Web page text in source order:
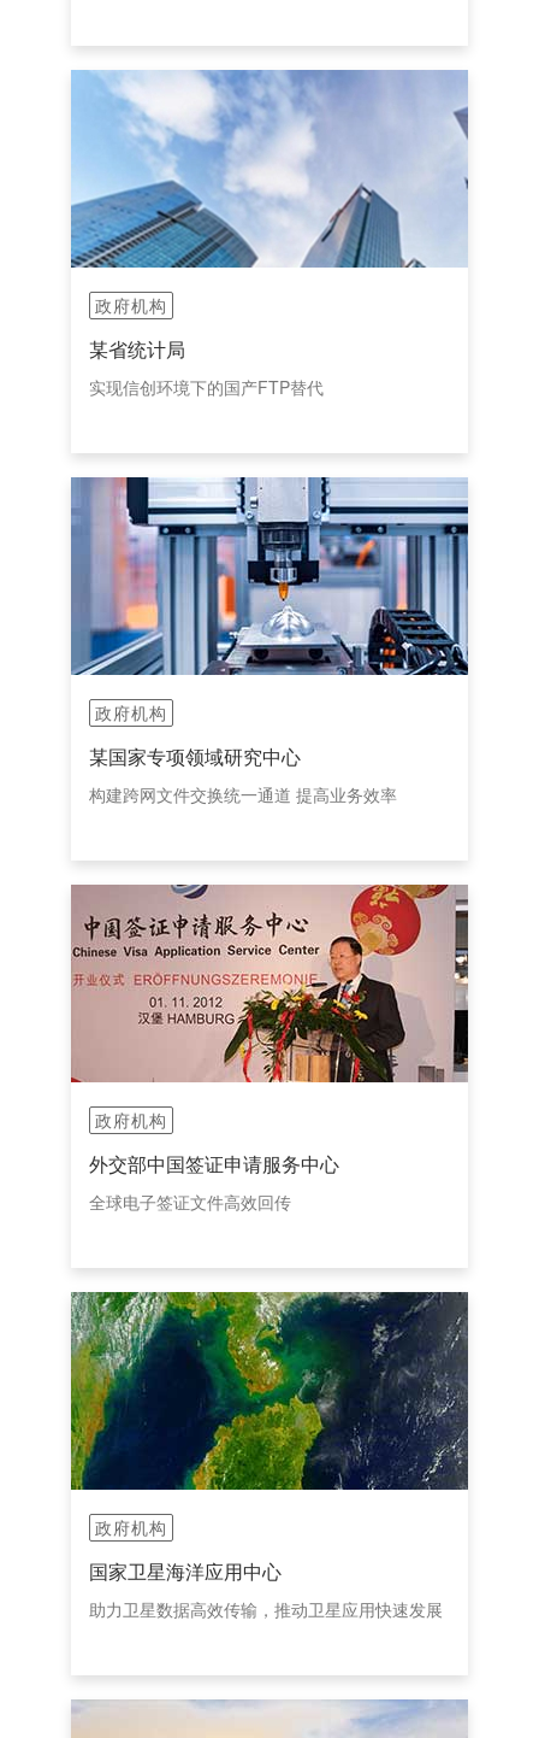
政府机构
某省统计局
实现信创环境下的国产FTP替代
政府机构
某国家专项领域研究中心
构建跨网文件交换统一通道 提高业务效率
政府机构
外交部中国签证申请服务中心
全球电子签证文件高效回传
政府机构
国家卫星海洋应用中心
助力卫星数据高效传输，推动卫星应用快速发展